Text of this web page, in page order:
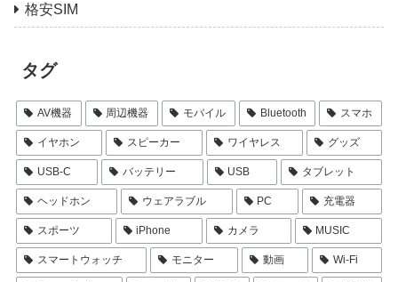
格安SIM
タグ
AV機器 周辺機器 モバイル Bluetooth スマホ
イヤホン スピーカー ワイヤレス グッズ
USB-C バッテリー USB タブレット
ヘッドホン ウェアラブル PC 充電器
スポーツ iPhone カメラ MUSIC
スマートウォッチ モニター 動画 Wi-Fi